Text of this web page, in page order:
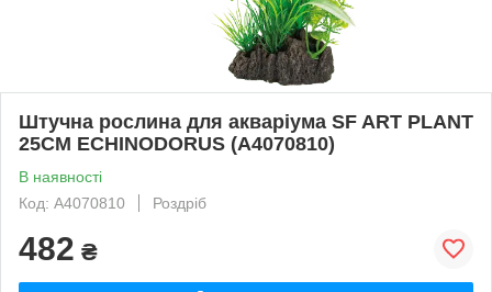
Штучна рослина для акваріума SF ART PLANT
25CM ECHINODORUS (A4070810)
В наявності
Код: A4070810
Роздріб
482 ₴